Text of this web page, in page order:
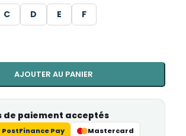
C D E F
AJOUTER AU PANIER
de paiement acceptés
PostFinance Pay Mastercard